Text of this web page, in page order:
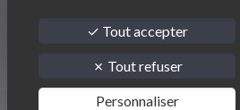
Tout accepter
Tout refuser
Personnaliser